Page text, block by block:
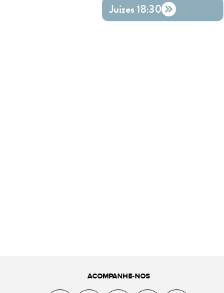
Juizes 18:30
ACOMPANHE-NOS